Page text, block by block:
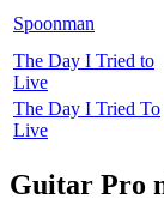
Spoonman
The Day I Tried to
Live
The Day I Tried To
Live
Guitar Pro